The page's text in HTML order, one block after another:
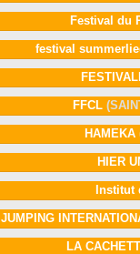
Festival du
festival
FFCL
HAMEKA
HIER
Institut
JUMPING
LA